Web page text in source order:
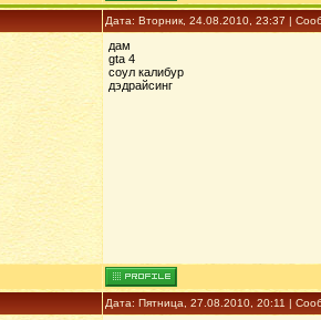
Дата: Вторник, 24.08.2010, 23:37 |
дам
gta 4
соул калибур
дэдрайсинг
Дата: Пятница, 27.08.2010, 20:11 |